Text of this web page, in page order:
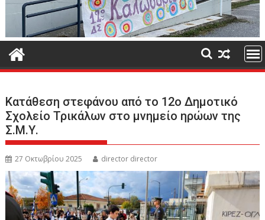
Κατάθεση στεφάνου από το 12ο Δημοτικό
Σχολείο Τρικάλων στο μνημείο ηρώων της
Σ.Μ.Υ.
27 Οκτωβρίου 2025 director director